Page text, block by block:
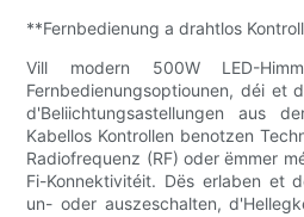
**Fernbedienung a drahtlos
Vill modern 500W LED-
Fernbedienungsoptiounen, déi et
d'Beliichtungsastellungen aus
Kabellos Kontrollen benotzen
Radiofrequenz (RF) oder ëmmer
Fi-Konnektivitéit. Dës erlaben et
un- oder auszeschalten,